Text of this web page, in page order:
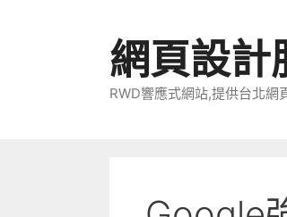
網頁設計
RWD響應式網站,提供台北網